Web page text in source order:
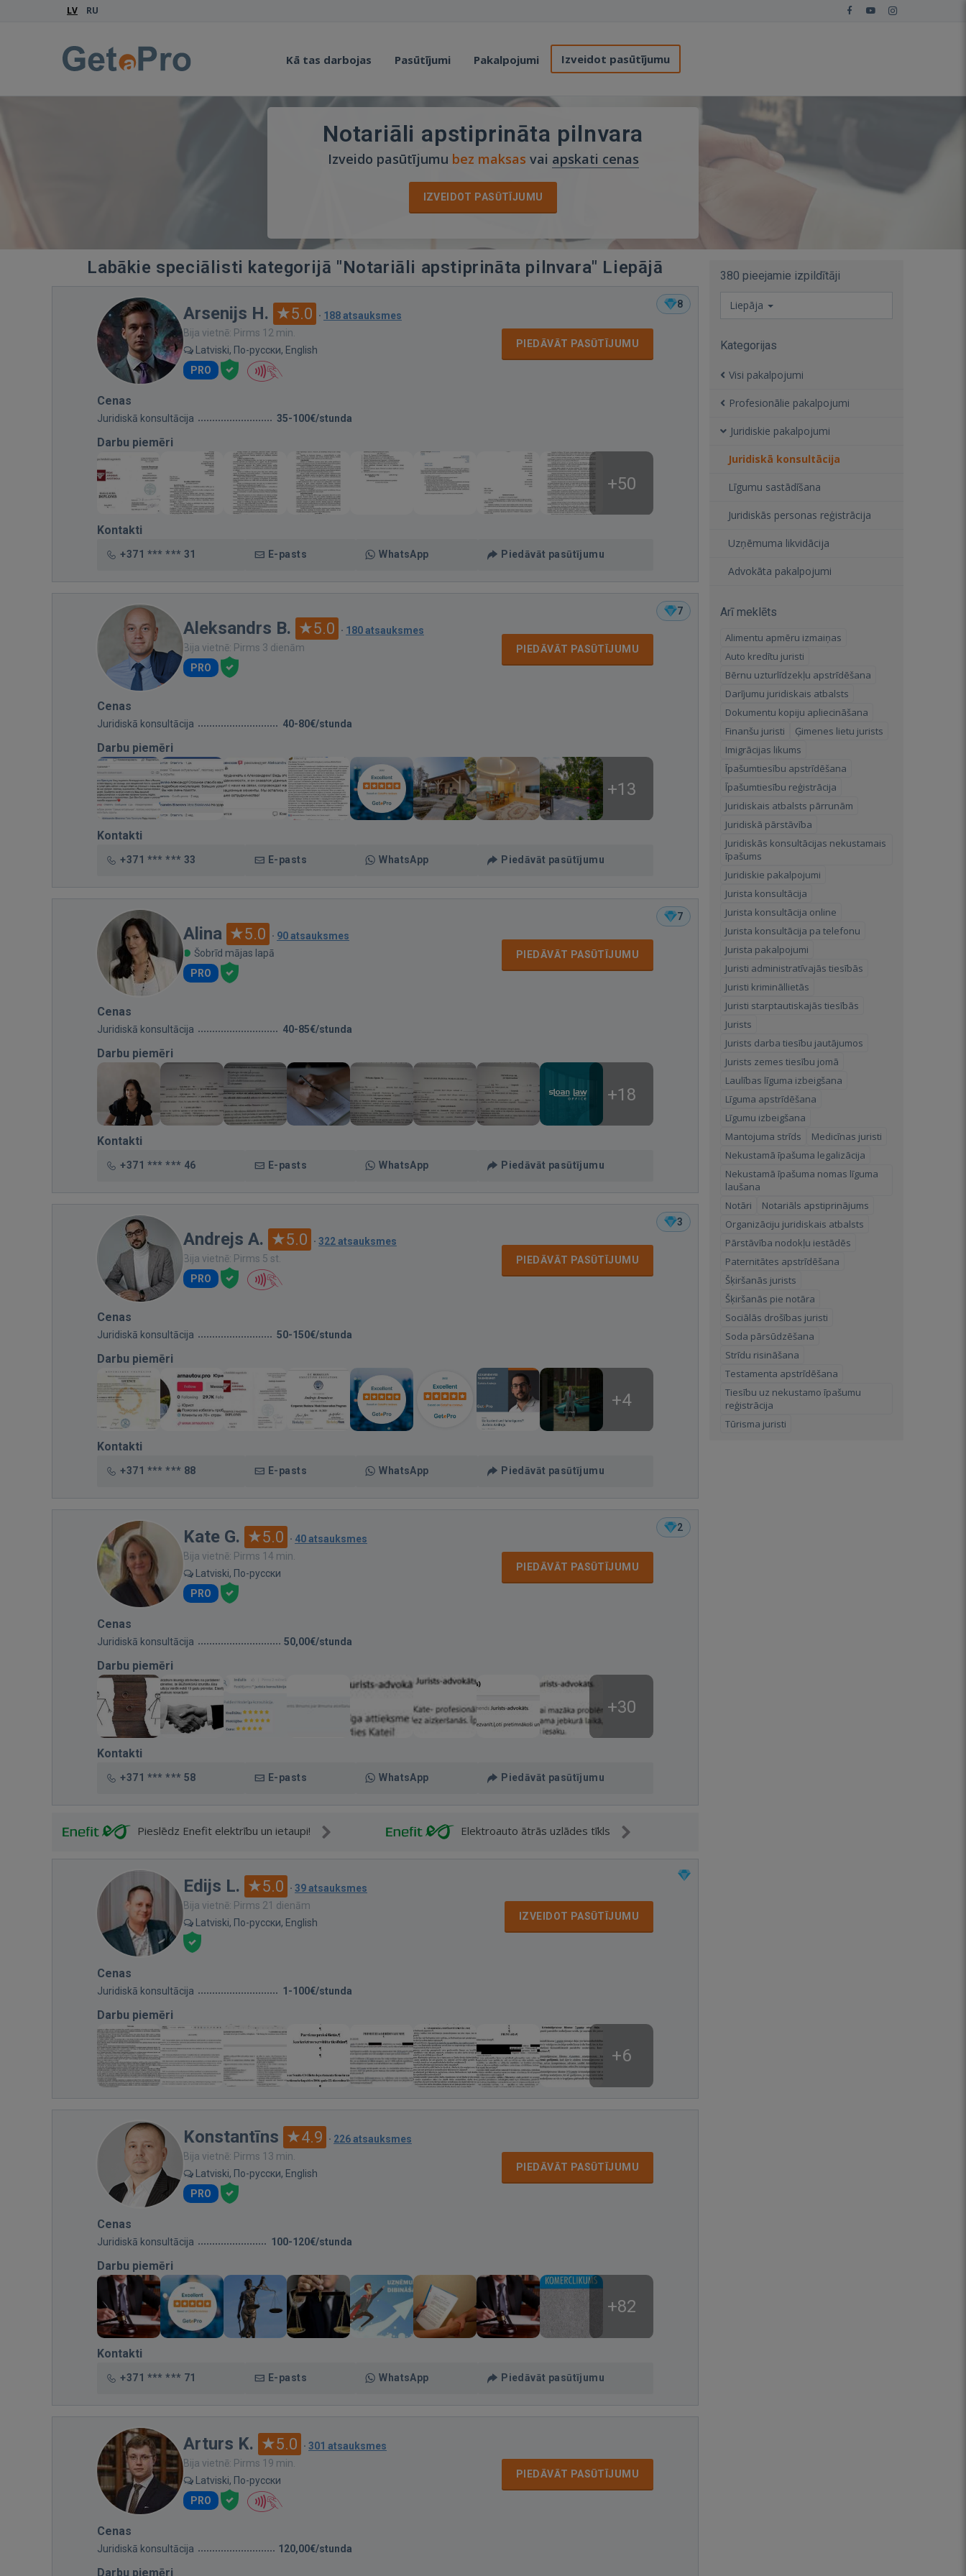
LV RU
Kā tas darbojas Pasūtījumi Pakalpojumi Izveidot pasūtījumu
Notariāli apstiprināta pilnvara
Izveido pasūtījumu bez maksas vai apskati cenas
IZVEIDOT PASŪTĪJUMU
Labākie speciālisti kategorijā "Notariāli apstiprināta pilnvara" Liepājā
8
Arsenijs H. 5.0 · 188 atsauksmes
Bija vietnē: Pirms 12 min.
Latviski, По-русски, English
PRO
PIEDĀVĀT PASŪTĪJUMU
Cenas
Juridiskā konsultācija 35-100€/stunda
Darbu piemēri
+50
Kontakti
+371 *** *** 31 E-pasts WhatsApp Piedāvāt pasūtījumu
7
Aleksandrs B. 5.0 · 180 atsauksmes
Bija vietnē: Pirms 3 dienām
PRO
PIEDĀVĀT PASŪTĪJUMU
Cenas
Juridiskā konsultācija 40-80€/stunda
Darbu piemēri
+13
Kontakti
+371 *** *** 33 E-pasts WhatsApp Piedāvāt pasūtījumu
7
Alina 5.0 · 90 atsauksmes
Šobrīd mājas lapā
PRO
PIEDĀVĀT PASŪTĪJUMU
Cenas
Juridiskā konsultācija 40-85€/stunda
Darbu piemēri
+18
Kontakti
+371 *** *** 46 E-pasts WhatsApp Piedāvāt pasūtījumu
3
Andrejs A. 5.0 · 322 atsauksmes
Bija vietnē: Pirms 5 st.
PRO
PIEDĀVĀT PASŪTĪJUMU
Cenas
Juridiskā konsultācija 50-150€/stunda
Darbu piemēri
+4
Kontakti
+371 *** *** 88 E-pasts WhatsApp Piedāvāt pasūtījumu
2
Kate G. 5.0 · 40 atsauksmes
Bija vietnē: Pirms 14 min.
Latviski, По-русски
PRO
PIEDĀVĀT PASŪTĪJUMU
Cenas
Juridiskā konsultācija 50,00€/stunda
Darbu piemēri
+30
Kontakti
+371 *** *** 58 E-pasts WhatsApp Piedāvāt pasūtījumu
Pieslēdz Enefit elektrību un ietaupi! Elektroauto ātrās uzlādes tīkls
Edijs L. 5.0 · 39 atsauksmes
Bija vietnē: Pirms 21 dienām
Latviski, По-русски, English
IZVEIDOT PASŪTĪJUMU
Cenas
Juridiskā konsultācija 1-100€/stunda
Darbu piemēri
+6
Konstantīns 4.9 · 226 atsauksmes
Bija vietnē: Pirms 13 min.
Latviski, По-русски, English
PRO
PIEDĀVĀT PASŪTĪJUMU
Cenas
Juridiskā konsultācija 100-120€/stunda
Darbu piemēri
+82
Kontakti
+371 *** *** 71 E-pasts WhatsApp Piedāvāt pasūtījumu
Arturs K. 5.0 · 301 atsauksmes
Bija vietnē: Pirms 19 min.
Latviski, По-русски
PRO
PIEDĀVĀT PASŪTĪJUMU
Cenas
Juridiskā konsultācija 120,00€/stunda
Darbu piemēri
380 pieejamie izpildītāji
Liepāja
Kategorijas
Visi pakalpojumi
Profesionālie pakalpojumi
Juridiskie pakalpojumi
Juridiskā konsultācija
Līgumu sastādīšana
Juridiskās personas reģistrācija
Uzņēmuma likvidācija
Advokāta pakalpojumi
Arī meklēts
Alimentu apmēru izmaiņas
Auto kredītu juristi
Bērnu uzturlīdzekļu apstrīdēšana
Darījumu juridiskais atbalsts
Dokumentu kopiju apliecināšana
Finanšu juristi
Ģimenes lietu jurists
Imigrācijas likums
Īpašumtiesību apstrīdēšana
Īpašumtiesību reģistrācija
Juridiskais atbalsts pārrunām
Juridiskā pārstāvība
Juridiskās konsultācijas nekustamais
īpašums
Juridiskie pakalpojumi
Jurista konsultācija
Jurista konsultācija online
Jurista konsultācija pa telefonu
Jurista pakalpojumi
Juristi administratīvajās tiesībās
Juristi krimināllietās
Juristi starptautiskajās tiesībās
Jurists
Jurists darba tiesību jautājumos
Jurists zemes tiesību jomā
Laulības līguma izbeigšana
Līguma apstrīdēšana
Līgumu izbeigšana
Mantojuma strīds
Medicīnas juristi
Nekustamā īpašuma legalizācija
Nekustamā īpašuma nomas līguma
laušana
Notāri
Notariāls apstiprinājums
Organizāciju juridiskais atbalsts
Pārstāvība nodokļu iestādēs
Paternitātes apstrīdēšana
Šķiršanās jurists
Šķiršanās pie notāra
Sociālās drošības juristi
Soda pārsūdzēšana
Strīdu risināšana
Testamenta apstrīdēšana
Tiesību uz nekustamo īpašumu
reģistrācija
Tūrisma juristi